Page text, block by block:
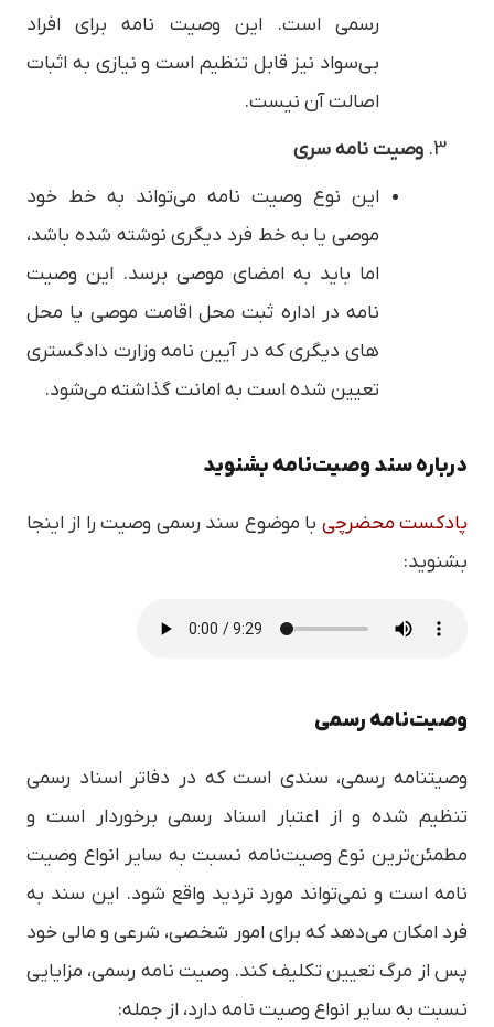
رسمی است. این وصیت نامه برای افراد
بی‌سواد نیز قابل تنظیم است و نیازی به اثبات
اصالت آن نیست.
وصیت نامه سری
این نوع وصیت نامه می‌تواند به خط خود
موصی یا به خط فرد دیگری نوشته شده باشد،
اما باید به امضای موصی برسد. این وصیت
نامه در اداره ثبت محل اقامت موصی یا محل
های دیگری که در آیین نامه وزارت دادگستری
تعیین شده است به امانت گذاشته می‌شود.
درباره سند وصیت‌نامه بشنوید
پادکست محضرچی با موضوع سند رسمی وصیت را از اینجا
بشنوید:
وصیت‌نامه رسمی
وصیتنامه رسمی، سندی است که در دفاتر اسناد رسمی
تنظیم شده و از اعتبار اسناد رسمی برخوردار است و
مطمئن‌ترین نوع وصیت‌نامه نسبت به سایر انواع وصیت
نامه است و نمی‌تواند مورد تردید واقع شود. این سند به
فرد امکان می‌دهد که برای امور شخصی، شرعی و مالی خود
پس از مرگ تعیین تکلیف کند. وصیت نامه رسمی، مزایایی
نسبت به سایر انواع وصیت نامه دارد، از جمله: